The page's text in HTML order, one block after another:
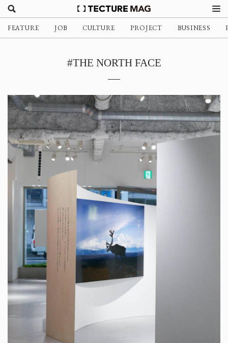
FEATURE JOB CULTURE PROJECT BUSINESS
#THE NORTH FACE